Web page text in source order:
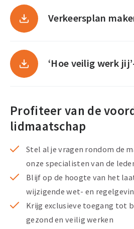
Verkeersplan
‘Hoe veilig werk
Profiteer van de
lidmaatschap
Stel al je vragen rondom de
onze specialisten van de
Blijf op de hoogte van het
wijzigende wet- en
Krijg exclusieve toegang tot
gezond en veilig werken